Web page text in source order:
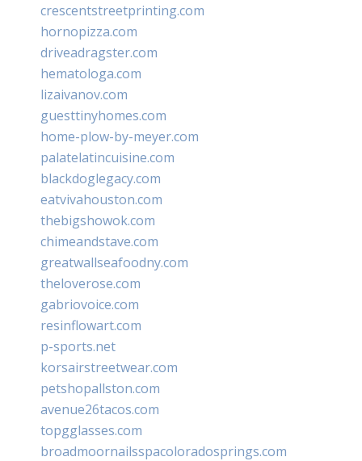
crescentstreetprinting.com
hornopizza.com
driveadragster.com
hematologa.com
lizaivanov.com
guesttinyhomes.com
home-plow-by-meyer.com
palatelatincuisine.com
blackdoglegacy.com
eatvivahouston.com
thebigshowok.com
chimeandstave.com
greatwallseafoodny.com
theloverose.com
gabriovoice.com
resinflowart.com
p-sports.net
korsairstreetwear.com
petshopallston.com
avenue26tacos.com
topgglasses.com
broadmoornailsspacoloradosprings.com